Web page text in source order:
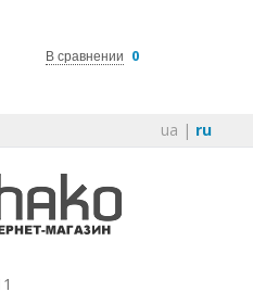
В сравнении 0
ua | ru